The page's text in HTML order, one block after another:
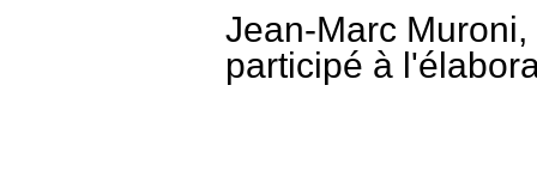
Jean-Marc
participé à